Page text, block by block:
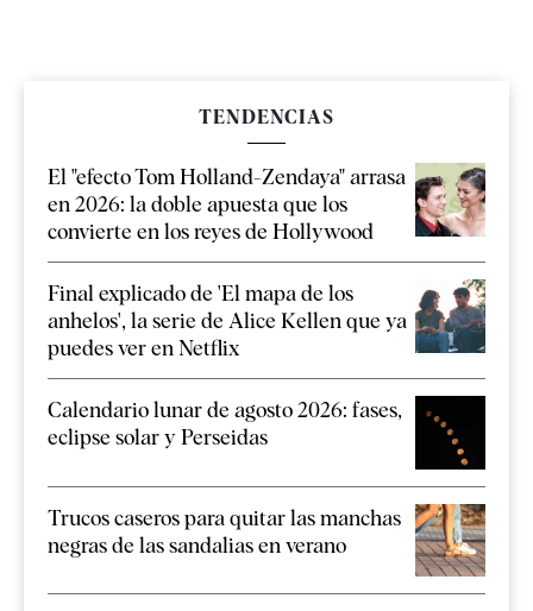
TENDENCIAS
El "efecto Tom Holland-Zendaya" arrasa
en 2026: la doble apuesta que los
convierte en los reyes de Hollywood
Final explicado de 'El mapa de los
anhelos', la serie de Alice Kellen que ya
puedes ver en Netflix
Calendario lunar de agosto 2026: fases,
eclipse solar y Perseidas
Trucos caseros para quitar las manchas
negras de las sandalias en verano